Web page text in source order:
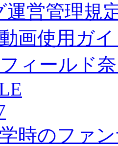
運営管理規
画使用ガ
ィールド
時のファ